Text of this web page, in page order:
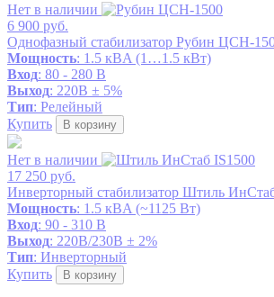
Нет в наличии
6 900 руб.
Однофазный стабилизатор Рубин ЦСН-
Мощность: 1.5 кВA (1…1.5 кВт)
Вход: 80 - 280 В
Выход: 220В ± 5%
Тип: Релейный
Купить
В корзину
Нет в наличии
17 250 руб.
Инверторный стабилизатор Штиль
Мощность: 1.5 кВA (~1125 Вт)
Вход: 90 - 310 В
Выход: 220В/230В ± 2%
Тип: Инверторный
Купить
В корзину